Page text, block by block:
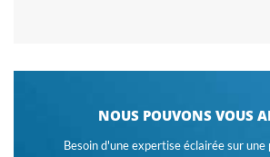
NOUS POUVONS VOUS
Besoin d'une expertise éclairée sur